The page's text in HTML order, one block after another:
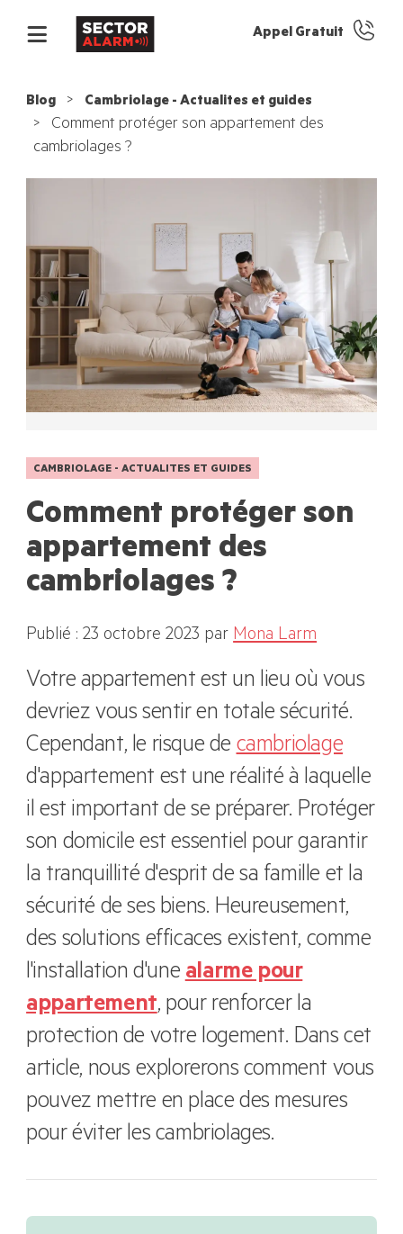
Appel Gratuit
Blog Cambriolage - Actualites et guides
Comment protéger son appartement des
cambriolages ?
CAMBRIOLAGE - ACTUALITES ET GUIDES
Comment protéger son
appartement des
cambriolages ?
Publié : 23 octobre 2023 par Mona Larm
Votre appartement est un lieu où vous
devriez vous sentir en totale sécurité.
Cependant, le risque decambriolage
d'appartement est une réalité à laquelle
il est important de se préparer. Protéger
son domicile est essentiel pour garantir
la tranquillité d'esprit de sa famille et la
sécurité de ses biens. Heureusement,
des solutions efficaces existent, comme
l'installation d'unealarme pour
appartement, pour renforcer la
protection de votre logement. Dans cet
article, nous explorerons comment vous
pouvez mettre en place des mesures
pour éviter les cambriolages.